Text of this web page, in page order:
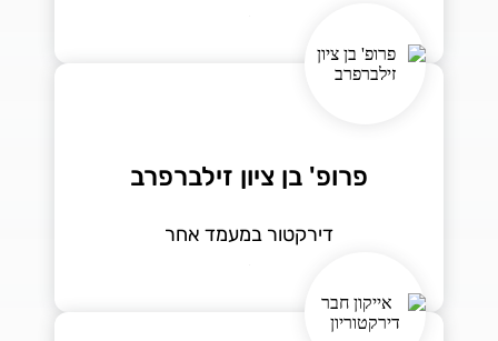
פרופ' בן ציון זילברפרב
דירקטור במעמד אחר